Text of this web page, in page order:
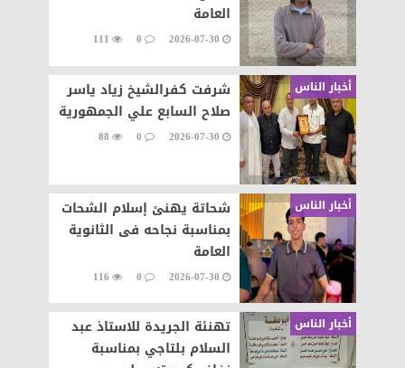
العامة
2026-07-30
0
111
أخبار الناس
شرفت كفرالشيخ زياد ياسر
صلاح السابع علي الجمهورية
2026-07-30
0
88
أخبار الناس
شحاتة يهنئ إسلام الشحات
بمناسبة نجاحه فى الثانوية
العامة
2026-07-30
0
116
أخبار الناس
تهنئة الجريدة للاستاذ عبد
السلام بلتاجي بمناسبة